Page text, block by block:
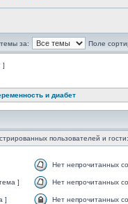
за: Поле
]
и диабет
пользователей и
Нет непрочитанных
] Нет непрочитанных
] Нет непрочитанных